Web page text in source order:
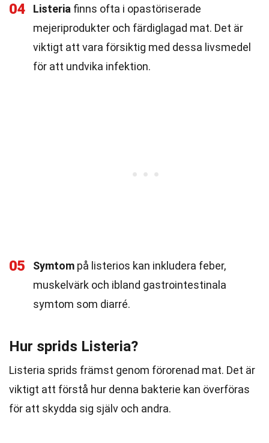
04 Listeria finns ofta i opastöriserade
mejeriprodukter och färdiglagad mat. Det är
viktigt att vara försiktig med dessa livsmedel
för att undvika infektion.
05 Symtom på listerios kan inkludera feber,
muskelvärk och ibland gastrointestinala
symtom som diarré.
Hur sprids Listeria?
Listeria sprids främst genom förorenad mat. Det är
viktigt att förstå hur denna bakterie kan överföras
för att skydda sig själv och andra.